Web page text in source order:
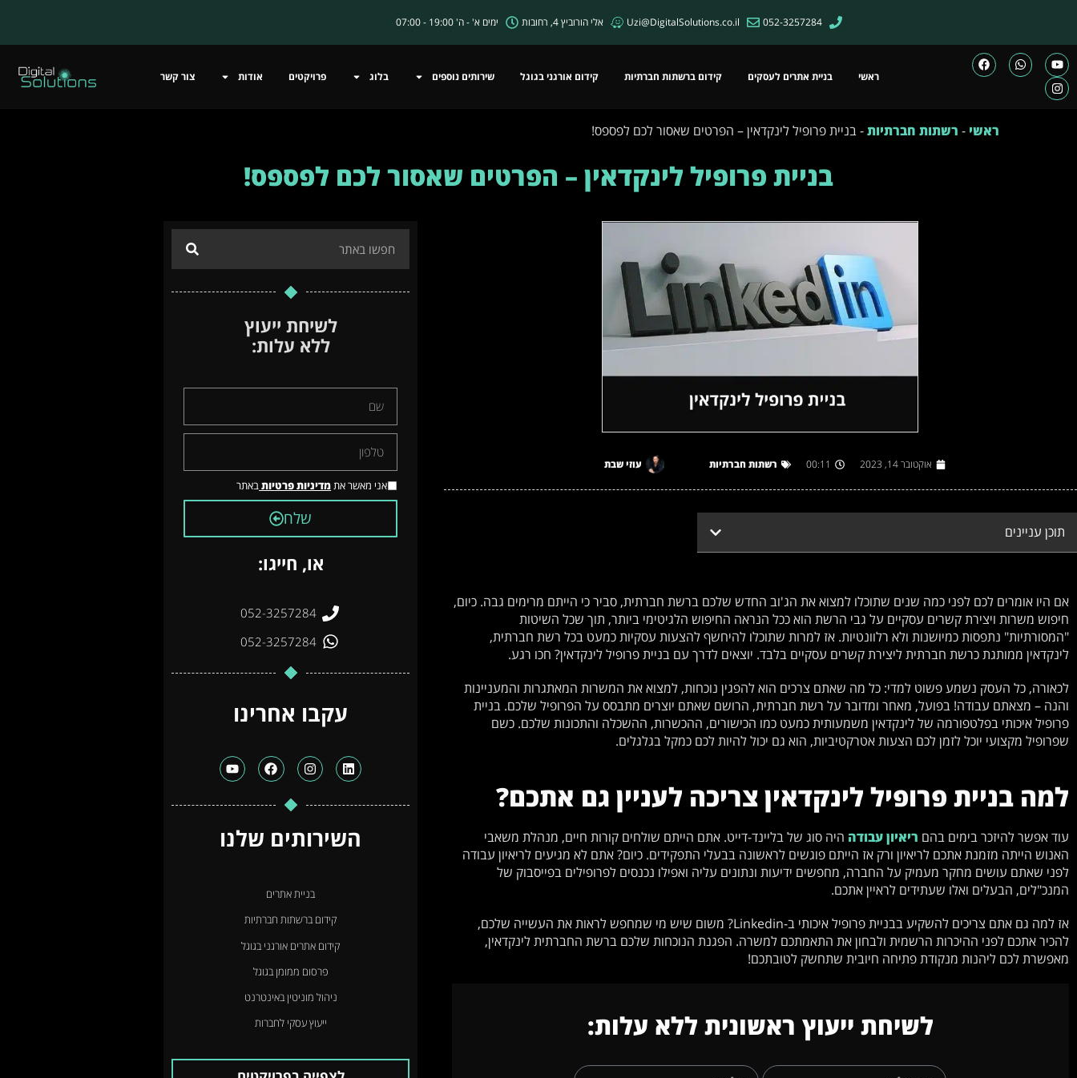
052-3257284
Uzi@DigitalSolutions.co.il אלי הורוביץ 4, רחובות ימים א' - ה' 19:00 - 07:00
ראשי בניית אתרים לעסקים קידום ברשתות חברתיות קידום אורגני בגוגל שירותים נוספים בלוג פרויקטים אודות צור קשר
ראשי - רשתות חברתיות-בניית פרופיל לינקדאין – הפרטים שאסור לכם לפספס!
בניית פרופיל לינקדאין – הפרטים שאסור לכם לפספס!
אוקטובר 14, 2023 00:11 רשתות חברתיות עוזי שבת
תוכן עניינים
אם היו אומרים לכם לפני כמה שנים שתוכלו למצוא את הג'וב החדש שלכם ברשת חברתית, סביר כי הייתם מרימים גבה. כיום,
חיפוש משרות ויצירת קשרים עסקיים על גבי הרשת הוא ככל הנראה החיפוש הלגיטימי ביותר, תוך שכל השיטות
"המסורתיות" נתפסות כמיושנות ולא רלוונטיות. אז למרות שתוכלו להיחשף להצעות עסקיות כמעט בכל רשת חברתית,
לינקדאין ממותגת כרשת חברתית ליצירת קשרים עסקיים בלבד. יוצאים לדרך עם בניית פרופיל לינקדאין? חכו רגע.
לכאורה, כל העסק נשמע פשוט למדי: כל מה שאתם צרכים הוא להפגין נוכחות, למצוא את המשרות המאתגרות והמעניינות
והנה – מצאתם עבודה! בפועל, מאחר ומדובר על רשת חברתית, הרושם שאתם יוצרים מתבסס על הפרופיל שלכם. בניית
פרופיל איכותי בפלטפורמה של לינקדאין משמעותית כמעט כמו הכישורים, ההכשרות, ההשכלה והתכונות שלכם. כשם
שפרופיל מקצועי יוכל לזמן לכם הצעות אטרקטיביות, הוא גם יכול להיות לכם כמקל בגלגלים.
למה בניית פרופיל לינקדאין צריכה לעניין גם אתכם?
עוד אפשר להיזכר בימים בהם ריאיון עבודה היה סוג של בליינד-דייט. אתם הייתם שולחים קורות חיים, מנהלת משאבי
האנוש הייתה מזמנת אתכם לריאיון ורק אז הייתם פוגשים לראשונה בבעלי התפקידים. כיום? אתם לא מגיעים לריאיון עבודה
לפני שאתם עושים מחקר מעמיק על החברה, מחפשים ידיעות ונתונים עליה ואפילו נכנסים לפרופילים בפייסבוק של
המנכ"לים, הבעלים ואלו שעתידים לראיין אתכם.
אז למה גם אתם צריכים להשקיע בבניית פרופיל איכותי ב-Linkedin? משום שיש מי שמחפש לראות את העשייה שלכם,
להכיר אתכם לפני ההיכרות הרשמית ולבחון את התאמתכם למשרה. הפגנת הנוכחות שלכם ברשת החברתית לינקדאין,
מאפשרת לכם ליהנות מנקודת פתיחה חיובית שתחשק לטובתכם!
לשיחת ייעוץ ראשונית ללא עלות:
לשיחת ייעוץ
ללא עלות:
אני מאשר אתמדיניות פרטיותבאתר
שלח
או, חייגו:
052-3257284
052-3257284
עקבו אחרינו
השירותים שלנו
בניית אתרים
קידום ברשתות חברתיות
קידום אתרים אורגני בגוגל
פרסום ממומן בגוגל
ניהול מוניטין באינטרנט
ייעוץ עסקי לחברות